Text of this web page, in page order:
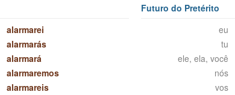
alarmarei
alarmarás
alarmará
alarmaremos
alarmareis
Futuro do Pretérito
eu
tu
ele, ela, você
nós
vos